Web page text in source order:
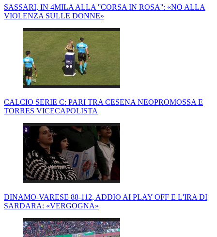
SASSARI, IN 4MILA ALLA ''CORSA IN ROSA'': «NO ALLA
VIOLENZA SULLE DONNE»
CALCIO SERIE C: PARI TRA CESENA NEOPROMOSSA E
TORRES VICECAPOLISTA
DINAMO-VARESE 88-112, ADDIO AI PLAY OFF E L'IRA DI
SARDARA: «VERGOGNA»